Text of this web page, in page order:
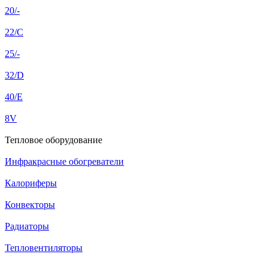
20/-
22/C
25/-
32/D
40/E
8V
Тепловое оборудование
Инфракрасные обогреватели
Калориферы
Конвекторы
Радиаторы
Тепловентиляторы